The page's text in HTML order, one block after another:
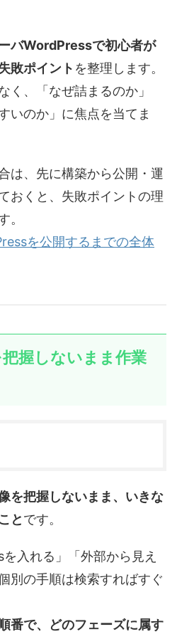
バWordPressで初心者が
敗ポイント を整理します。
く、「なぜ詰まるのか」
いのか」に焦点を当てま
は、先に構築から公開・運
おくと、失敗ポイントの理
。
を公開するまでの全体
握しないまま作業
を把握しないまま、いきな
とです。
入れる」「外部から見え
別の手順は検索すればすぐ
番で、どのフェーズに属す